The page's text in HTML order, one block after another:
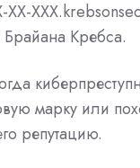
Кребса.
марку или
репутацию.